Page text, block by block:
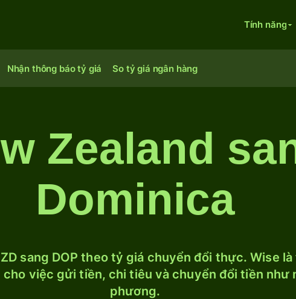
Tính năng
Nhận thông báo tỷ giá So tỷ giá ngân hàng
Zealand
Dominica
sang DOP theo tỷ giá chuyển đổi thực. Wise là
việc gửi tiền, chi tiêu và chuyển đổi tiền như
phương.